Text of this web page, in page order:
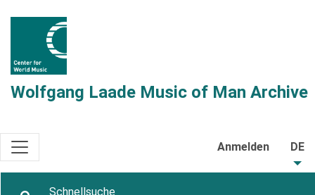
Wolfgang Laade Music of Man Archive
Anmelden DE